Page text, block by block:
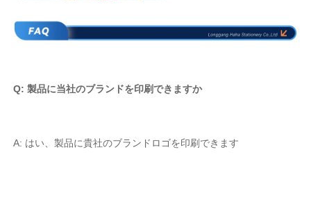
Q: 製品に当社のブランドを印刷できますか
A: はい、製品に貴社のブランドロゴを印刷できます